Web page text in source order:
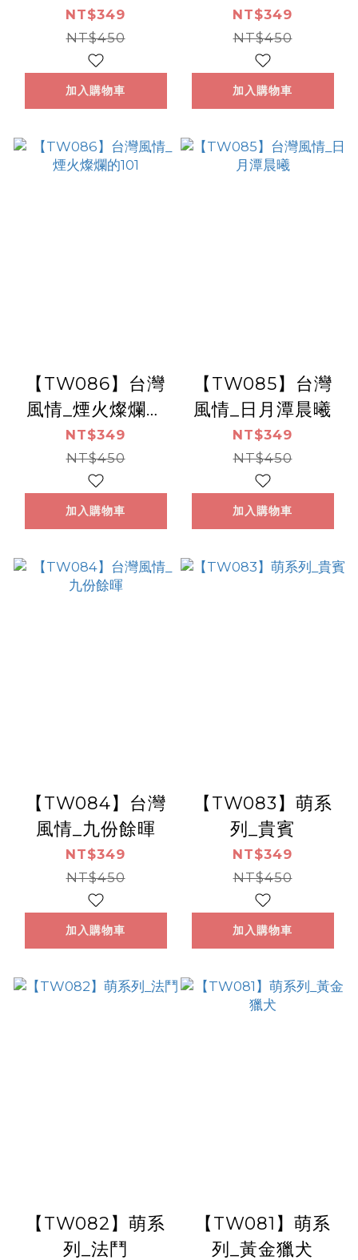
公園
NT$349
NT$450
加入購物車
NT$349
NT$450
加入購物車
【TW086】台灣
風情_煙火燦爛的
101
NT$349
NT$450
加入購物車
【TW085】台灣
風情_日月潭晨曦
NT$349
NT$450
加入購物車
【TW084】台灣
風情_九份餘暉
NT$349
NT$450
加入購物車
【TW083】萌系
列_貴賓
NT$349
NT$450
加入購物車
【TW082】萌系
列_法鬥
【TW081】萌系
列_黃金獵犬